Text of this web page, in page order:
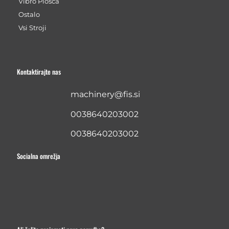
Ostalo
Vsi Stroji
Kontaktirajte nas
machinery@fis.si
0038640203002
0038640203002
Socialna omrežja